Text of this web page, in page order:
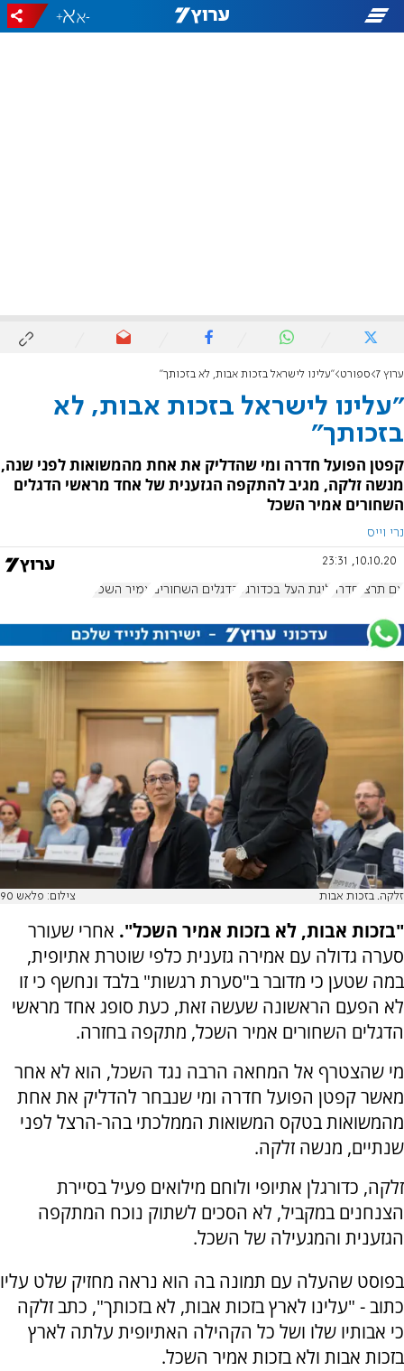
-
+
ערוץ 7 ספורט "עלינו לישראל בזכות אבות, לא בזכותך"
"עלינו לישראל בזכות אבות, לא
בזכותך"
קפטן הפועל חדרה ומי שהדליק את אחת מהמשואות לפני שנה,
מנשה זלקה, מגיב להתקפה הגזענית של אחד מראשי הדגלים
השחורים אמיר השכל
נרי וייס
10.10.20, 23:31
אם תרצו חדרה ליגת העל בכדורגל הדגלים השחורים אמיר השכל
זלקה. בזכות אבות צילום: פלאש 90
"בזכות אבות, לא בזכות אמיר השכל". אחרי שעורר
סערה גדולה עם אמירה גזענית כלפי שוטרת אתיופית,
במה שטען כי מדובר ב"סערת רגשות" בלבד ונחשף כי זו
לא הפעם הראשונה שעשה זאת, כעת סופג אחד מראשי
הדגלים השחורים אמיר השכל, מתקפה בחזרה.
מי שהצטרף אל המחאה הרבה נגד השכל, הוא לא אחר
מאשר קפטן הפועל חדרה ומי שנבחר להדליק את אחת
מהמשואות בטקס המשואות הממלכתי בהר-הרצל לפני
שנתיים, מנשה זלקה.
זלקה, כדורגלן אתיופי ולוחם מילואים פעיל בסיירת
הצנחנים במקביל, לא הסכים לשתוק נוכח המתקפה
הגזענית והמגעילה של השכל.
בפוסט שהעלה עם תמונה בה הוא נראה מחזיק שלט עליו
כתוב - "עלינו לארץ בזכות אבות, לא בזכותך", כתב זלקה
כי אבותיו שלו ושל כל הקהילה האתיופית עלתה לארץ
בזכות אבות ולא בזכות אמיר השכל.